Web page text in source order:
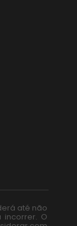
até não
O